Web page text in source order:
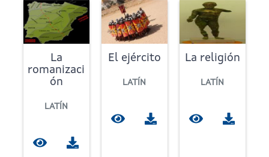
La
romanizaci
ón
LATÍN
El ejército
LATÍN
La religión
LATÍN